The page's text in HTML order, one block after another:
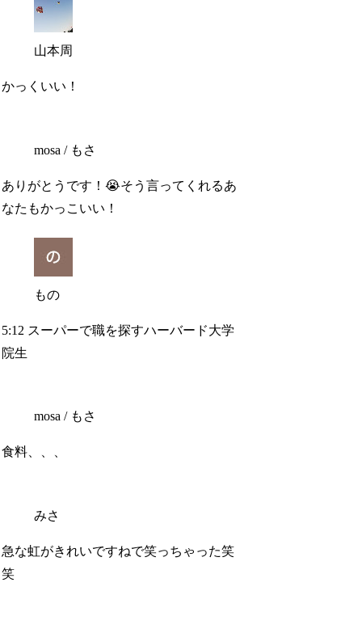
山本周
かっくいい！
mosa / もさ
ありがとうです！😭そう言ってくれるあ
なたもかっこいい！
もの
5:12 スーパーで職を探すハーバード大学
院生
mosa / もさ
食料、、、
みさ
急な虹がきれいですねで笑っちゃった笑
笑